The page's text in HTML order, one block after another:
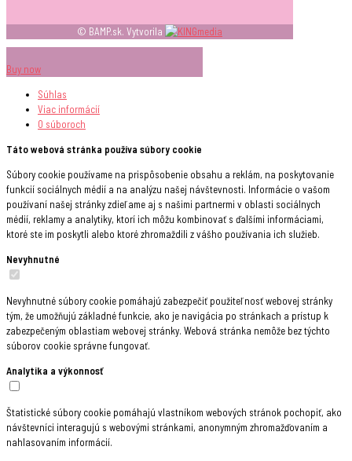
© BAMP.sk. Vytvorila
Buy now
Súhlas
Viac informácií
O súboroch
Táto webová stránka používa súbory cookie
Súbory cookie používame na prispôsobenie obsahu a reklám, na poskytovanie
funkcií sociálnych médií a na analýzu našej návštevnosti. Informácie o vašom
používaní našej stránky zdieľame aj s našimi partnermi v oblasti sociálnych
médií, reklamy a analytiky, ktorí ich môžu kombinovať s ďalšími informáciami,
ktoré ste im poskytli alebo ktoré zhromaždili z vášho používania ich služieb.
Nevyhnutné
Nevyhnutné súbory cookie pomáhajú zabezpečiť použiteľnosť webovej stránky
tým, že umožňujú základné funkcie, ako je navigácia po stránkach a prístup k
zabezpečeným oblastiam webovej stránky. Webová stránka nemôže bez týchto
súborov cookie správne fungovať.
Analytika a výkonnosť
Štatistické súbory cookie pomáhajú vlastníkom webových stránok pochopiť, ako
návštevníci interagujú s webovými stránkami, anonymným zhromažďovaním a
nahlasovaním informácií.